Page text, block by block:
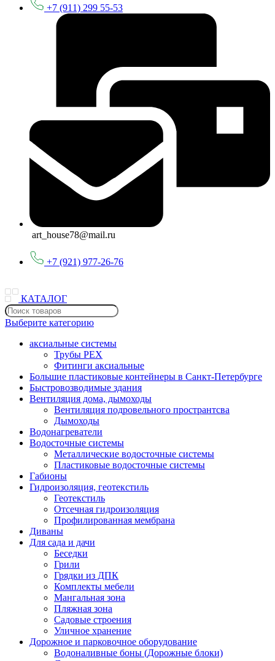
+7 (911) 299 55-53
art_house78@mail.ru
+7 (921) 977-26-76
КАТАЛОГ
Выберите категорию
аксиальные системы
Трубы PEX
Фитинги аксиальные
Большие пластиковые контейнеры в Санкт-Петербурге
Быстровозводимые здания
Вентиляция дома, дымоходы
Вентиляция подровельного пространтсва
Дымоходы
Водонагреватели
Водосточные системы
Металлические водосточные системы
Пластиковые водосточные системы
Габионы
Гидроизоляция, геотекстиль
Геотекстиль
Отсечная гидроизоляция
Профилированная мембрана
Диваны
Для сада и дачи
Беседки
Грили
Грядки из ДПК
Комплекты мебели
Мангальная зона
Пляжная зона
Садовые строения
Уличное хранение
Дорожное и парковочное оборудование
Водоналивные боны (Дорожные блоки)